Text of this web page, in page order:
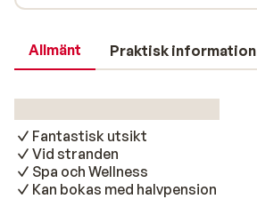
Allmänt Praktisk information
Fantastisk utsikt
Vid stranden
Spa och Wellness
Kan bokas med halvpension